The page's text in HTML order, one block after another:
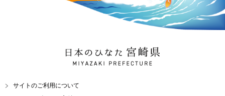
日本のひなた 宮崎県
MIYAZAKI PREFECTURE
サイトのご利用について